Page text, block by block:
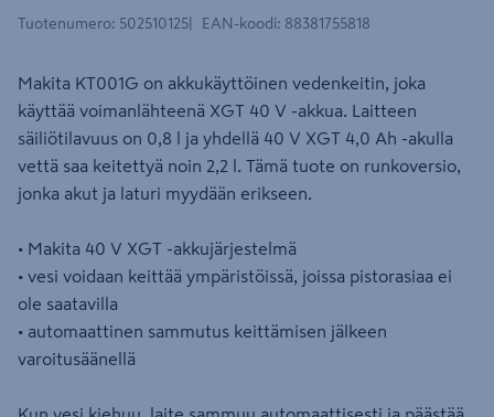
Tuotenumero: 502510125 EAN-koodi: 88381755818
Makita KT001G on akkukäyttöinen vedenkeitin, joka
käyttää voimanlähteenä XGT 40 V -akkua. Laitteen
säiliötilavuus on 0,8 l ja yhdellä 40 V XGT 4,0 Ah -akulla
vettä saa keitettyä noin 2,2 l. Tämä tuote on runkoversio,
jonka akut ja laturi myydään erikseen.
• Makita 40 V XGT -akkujärjestelmä
• vesi voidaan keittää ympäristöissä, joissa pistorasiaa ei
ole saatavilla
• automaattinen sammutus keittämisen jälkeen
varoitusäänellä